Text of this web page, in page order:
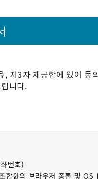
제3자 제공함에 있어 동
니다.
번호)
원의 브라우저 종류 및